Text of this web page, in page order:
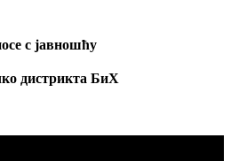
с јавношћу
дистрикта БиХ